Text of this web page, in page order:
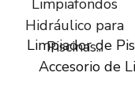
Limpiador de
Accesorio de